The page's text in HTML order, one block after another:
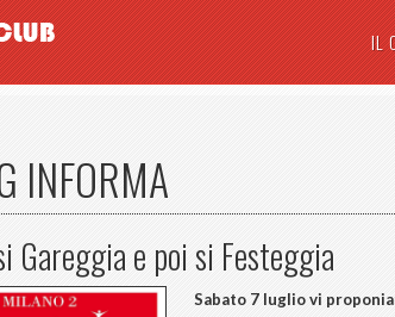
IL
INFORMA
Gareggia e poi si Festeggia
Sabato 7 luglio vi